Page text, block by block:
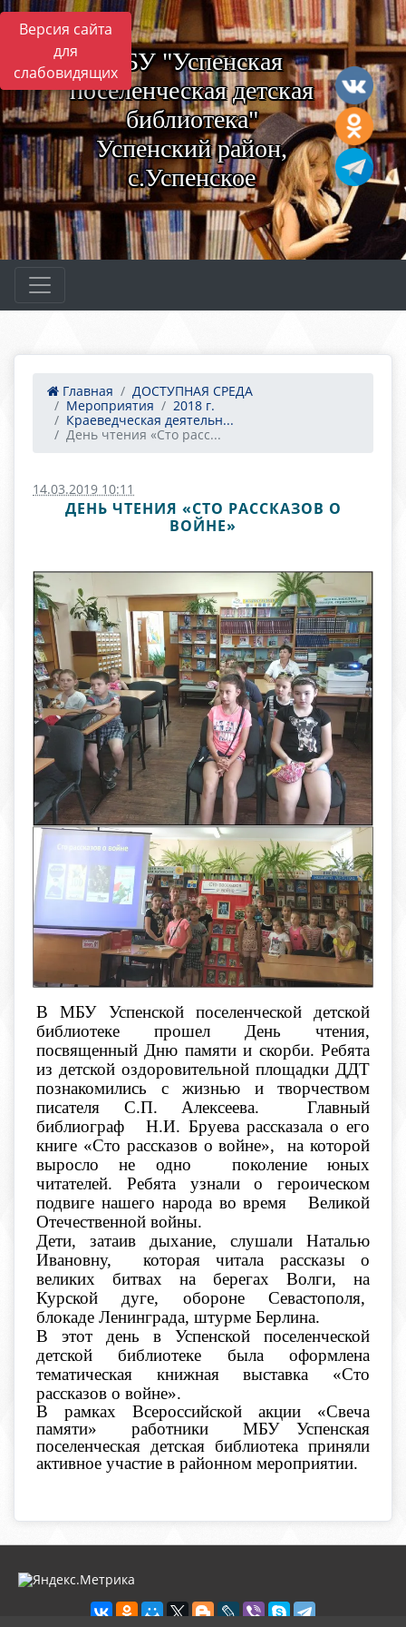
Версия сайта
для
слабовидящихМБУ "Успенская
поселенческая детская
библиотека"
Успенский район,
с.Успенское
Главная
ДОСТУПНАЯ СРЕДА
Мероприятия
2018 г.
Краеведческая деятельн...
День чтения «Сто расс...
14.03.2019 10:11
ДЕНЬ ЧТЕНИЯ «СТО РАССКАЗОВ О
ВОЙНЕ»
В МБУ Успенской поселенческой детской
библиотеке прошел День чтения,
посвященный Дню памяти и скорби. Ребята
из детской оздоровительной площадки ДДТ
познакомились с жизнью и творчеством
писателя С.П. Алексеева. Главный
библиограф Н.И. Бруева рассказала о его
книге «Сто рассказов о войне»,на которой
выросло не одно поколение юных
читателей. Ребята узнали о героическом
подвиге нашего народа во время Великой
Отечественной войны.
Дети, затаив дыхание, слушали Наталью
Ивановну, которая читала рассказы о
великих битвах на берегах Волги, на
Курской дуге, обороне Севастополя,
блокаде Ленинграда, штурме Берлина.
В этот день в Успенской поселенческой
детской библиотеке была оформлена
тематическая книжная выставка «Сто
рассказов о войне».
В рамках Всероссийской акции «Свеча
памяти» работники МБУ Успенская
поселенческая детская библиотека приняли
активное участие в районном мероприятии.